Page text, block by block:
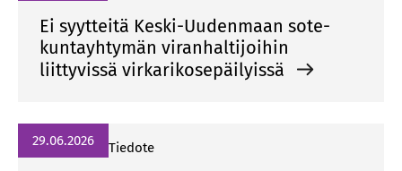
Ei syytteitä Keski-Uudenmaan sote-
kuntayhtymän viranhaltijoihin
liittyvissä virkarikosepäilyissä
29.06.2026 Tiedote